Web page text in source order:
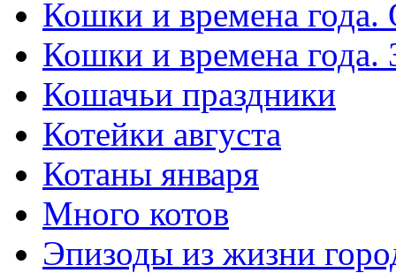
Кошки и времена года.
Кошки и времена года.
Кошачьи праздники
Котейки августа
Котаны января
Много котов
Эпизоды из жизни